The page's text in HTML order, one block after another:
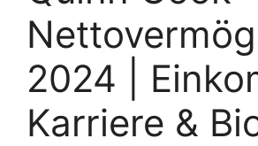
2024 |
Karriere &